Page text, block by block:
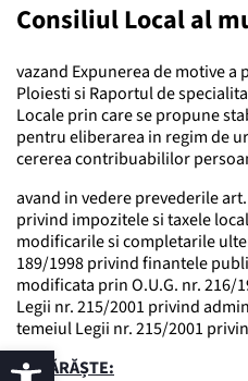
Consiliul Local al
vazand Expunerea de motive
Ploiesti si Raportul de
Locale prin care se propune
pentru eliberarea in regim de
cererea contribuabililor
avand in vedere prevederile
privind impozitele si taxele
modificarile si completarile
189/1998 privind finantele
modificata prin O.U.G. nr. 216/
Legii nr. 215/2001 privind
temeiul Legii nr. 215/2001
HOTĂRĂȘTE: